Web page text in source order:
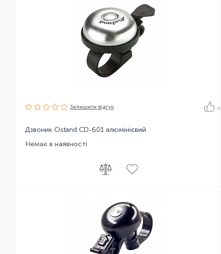
Залишити вiдгук 0
Дзвоник Ostand CD-601 алюмінієвий
Немає в наявності